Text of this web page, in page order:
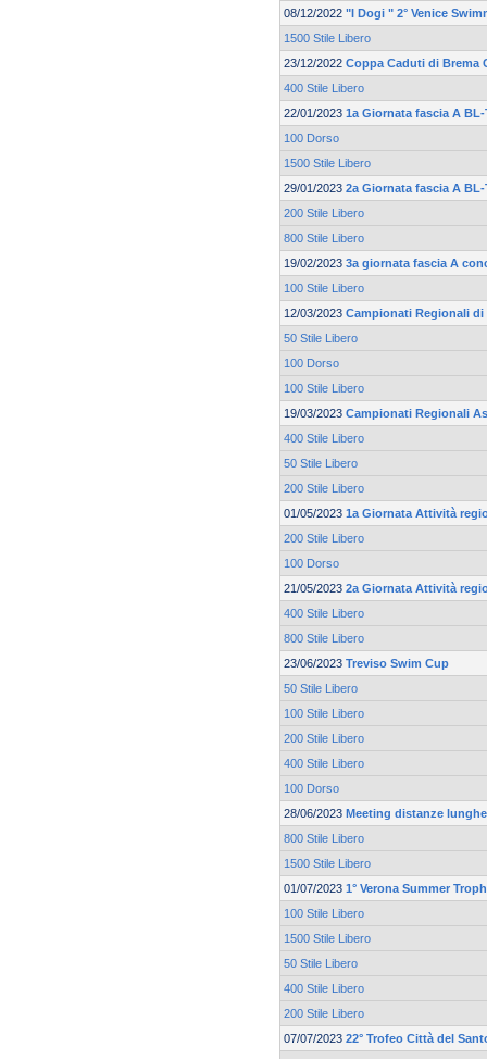
08/12/2022 "I Dogi " 2° Venice
1500 Stile Libero
23/12/2022 Coppa Caduti di Brema
400 Stile Libero
22/01/2023 1a Giornata fascia A BL-
100 Dorso
1500 Stile Libero
29/01/2023 2a Giornata fascia A BL-
200 Stile Libero
800 Stile Libero
19/02/2023 3a giornata fascia A
100 Stile Libero
12/03/2023 Campionati Regionali
50 Stile Libero
100 Dorso
100 Stile Libero
19/03/2023 Campionati Regionali
400 Stile Libero
50 Stile Libero
200 Stile Libero
01/05/2023 1a Giornata Attività
200 Stile Libero
100 Dorso
21/05/2023 2a Giornata Attività
400 Stile Libero
800 Stile Libero
23/06/2023 Treviso Swim Cup
50 Stile Libero
100 Stile Libero
200 Stile Libero
400 Stile Libero
100 Dorso
28/06/2023 Meeting distanze
800 Stile Libero
1500 Stile Libero
01/07/2023 1° Verona Summer
100 Stile Libero
1500 Stile Libero
50 Stile Libero
400 Stile Libero
200 Stile Libero
07/07/2023 22° Trofeo Città del